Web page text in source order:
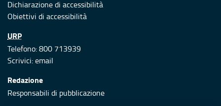
Dichiarazione di accessibilità
Obiettivi di accessibilità
URP
Telefono: 800 713939
Scrivici:email
Redazione
Responsabili di pubblicazione